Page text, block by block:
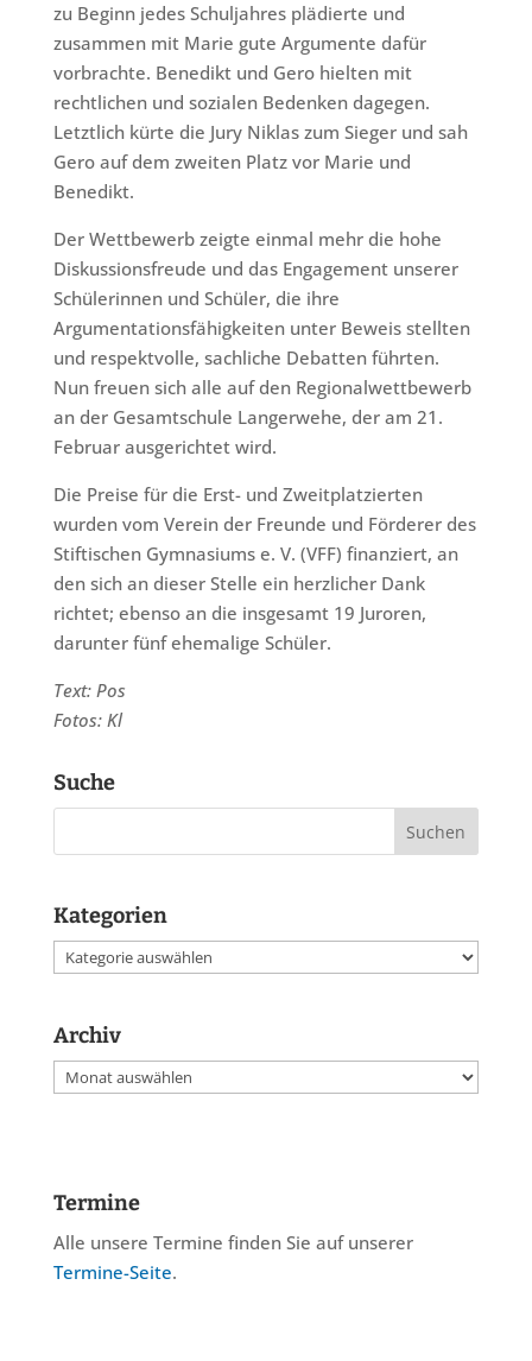
zu Beginn jedes Schuljahres plädierte und
zusammen mit Marie gute Argumente dafür
vorbrachte. Benedikt und Gero hielten mit
rechtlichen und sozialen Bedenken dagegen.
Letztlich kürte die Jury Niklas zum Sieger und sah
Gero auf dem zweiten Platz vor Marie und
Benedikt.
Der Wettbewerb zeigte einmal mehr die hohe
Diskussionsfreude und das Engagement unserer
Schülerinnen und Schüler, die ihre
Argumentationsfähigkeiten unter Beweis stellten
und respektvolle, sachliche Debatten führten.
Nun freuen sich alle auf den Regionalwettbewerb
an der Gesamtschule Langerwehe, der am 21.
Februar ausgerichtet wird.
Die Preise für die Erst- und Zweitplatzierten
wurden vom Verein der Freunde und Förderer des
Stiftischen Gymnasiums e. V. (VFF) finanziert, an
den sich an dieser Stelle ein herzlicher Dank
richtet; ebenso an die insgesamt 19 Juroren,
darunter fünf ehemalige Schüler.
Text: Pos
Fotos: Kl
Suche
Kategorien
Kategorien
Archiv
Archiv
Termine
Alle unsere Termine finden Sie auf unserer
Termine-Seite.